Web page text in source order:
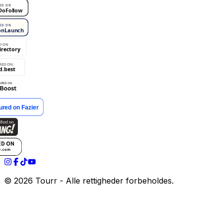
© 2026 Tourr - Alle rettigheder forbeholdes.